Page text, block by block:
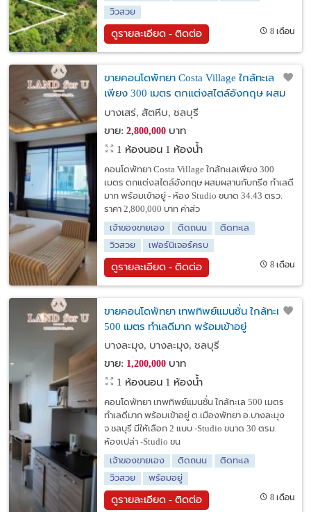
วิวสวย
ดูรายละเอียด - ติดต่อ 8 เดือน
ขายคอนโดพัทยา Costa Village ใกล้ทะเล
เพียง 300 เมตร ตกแต่งสไตล์อังกฤษ ผสม
ผสานกับกรีซ ทำเลดีมาก พร้อมเข้าอยู่
บางเสร่, สัตหีบ, ชลบุรี
ขาย: 2,800,000บาท
1 ห้องนอน 1 ห้องน้ำ
คอนโดพัทยา Costa Village ใกล้ทะเลเพียง 300
เมตร ตกแต่งสไตล์อังกฤษ ผสมผสานกับกรีซ ทำเลดี
มาก พร้อมเข้าอยู่ - ห้อง Studio ขนาด 34.43 ตรว.
ราคา 2,800,000 บาท ค่าส่ว
เจ้าของขายเอง
ติดถนน
ติดทะเล
วิวสวย
เฟอร์นิเจอร์ครบ
ดูรายละเอียด - ติดต่อ 8 เดือน
ขายคอนโดพัทยา เทพทิพย์แมนชั่น ใกล้ทะเล
500 เมตร ทำเลดีมาก พร้อมเข้าอยู่
บางละมุง, บางละมุง, ชลบุรี
ขาย: 1,200,000บาท
1 ห้องนอน 1 ห้องน้ำ
คอนโดพัทยา เทพทิพย์แมนชั่น ใกล้ทะเล 500 เมตร
ทำเลดีมาก พร้อมเข้าอยู่ ต.เมืองพัทยา อ.บางละมุง
จ.ชลบุรี มีให้เลือก 2 แบบ -Studio ขนาด 30 ตรม.
ห้องเปล่า -Studio ขน
เจ้าของขายเอง
ติดถนน
ติดทะเล
วิวสวย
พร้อมอยู่
ดูรายละเอียด - ติดต่อ 8 เดือน